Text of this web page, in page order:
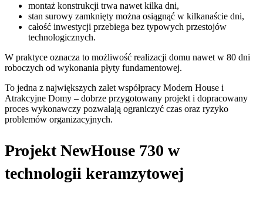
montaż konstrukcji trwa nawet kilka dni,
stan surowy zamknięty można osiągnąć w kilkanaście dni,
całość inwestycji przebiega bez typowych przestojów
technologicznych.
W praktyce oznacza to możliwość realizacji domu nawet w 80 dni
roboczych od wykonania płyty fundamentowej.
To jedna z największych zalet współpracy Modern House i
Atrakcyjne Domy – dobrze przygotowany projekt i dopracowany
proces wykonawczy pozwalają ograniczyć czas oraz ryzyko
problemów organizacyjnych.
Projekt NewHouse 730 w
technologii keramzytowej